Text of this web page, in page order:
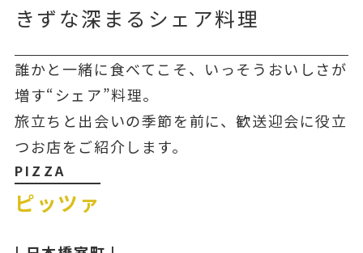
きずな深まるシェア料理
誰かと一緒に食べてこそ、いっそうおいしさが
増す“シェア”料理。
旅立ちと出会いの季節を前に、歓送迎会に役立
つお店をご紹介します。
PIZZA
ピッツァ